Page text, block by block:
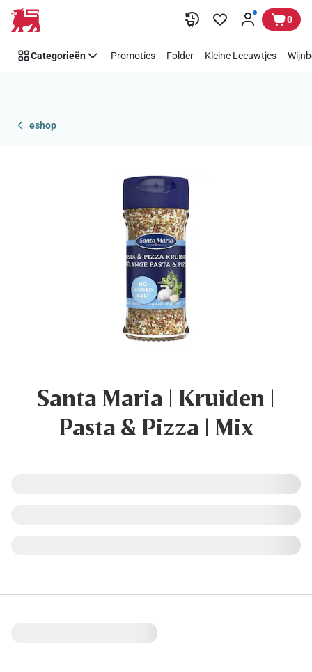
Overslaan 0
Categorieën Promoties Folder Kleine Leeuwtjes
eshop
Santa Maria | Kruiden |
Pasta & Pizza | Mix